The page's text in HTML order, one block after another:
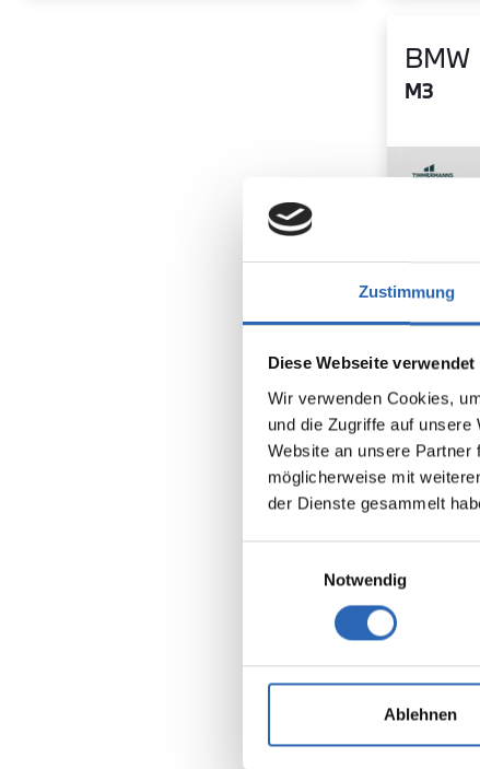
Zustimmung
Diese Webseite
Wir verwenden Cookies,
und die Zugriffe auf
Website an unsere Partner
möglicherweise mit
der Dienste gesammelt
Notwendig
Ablehnen
BMW
M3
Benzin
Kraftstoff
Euro 6
-
CO -